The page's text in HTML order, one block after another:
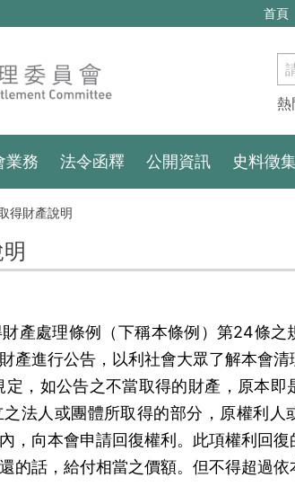
首頁
搜
尋
熱
業務 法令函釋 公開資訊 史料徵
得財產說明
產處理條例（下稱本條例）第24條之
產進行公告，以利社會大眾了解本會清
，如公告之不當取得的財產，原本即
法人或團體所取得的部分，原權利人
，向本會申請回復權利。此項權利回
的話，給付相當之價額。但不得超過依